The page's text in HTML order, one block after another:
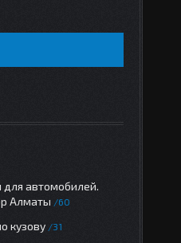
для автомобилей.
Алматы
60
кузову 31